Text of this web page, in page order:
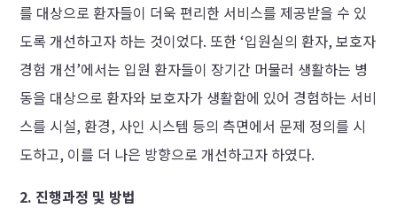
를 대상으로 환자들이 더욱 편리한 서비스를 제공받을 수 있
도록 개선하고자 하는 것이었다. 또한 ‘입원실의 환자, 보호자
경험 개선’에서는 입원 환자들이 장기간 머물러 생활하는 병
동을 대상으로 환자와 보호자가 생활함에 있어 경험하는 서비
스를 시설, 환경, 사인 시스템 등의 측면에서 문제 정의를 시
도하고, 이를 더 나은 방향으로 개선하고자 하였다.
2. 진행과정 및 방법